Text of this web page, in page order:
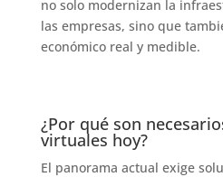
no solo modernizan la
las empresas, sino que
económico real y medible.
¿Por qué son
virtuales hoy?
El panorama actual exige